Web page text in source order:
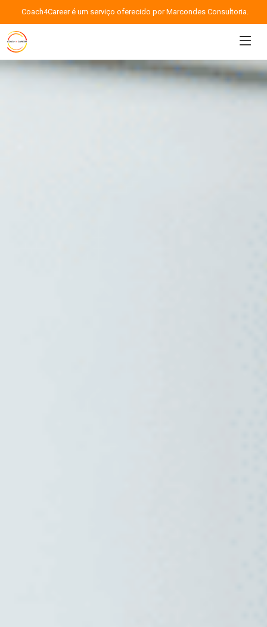
Coach4Career é um serviço oferecido por Marcondes Consultoria.